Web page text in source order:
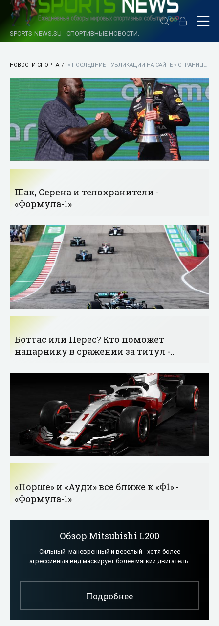
SPORTS-NEWS.SU - СПОРТИВНЫЕ НОВОСТИ.
НОВОСТИ СПОРТА » ПОСЛЕДНИЕ ПУБЛИКАЦИИ НА САЙТЕ » СТРАНИЦА 9
Шак, Серена и телохранители -
«Формула-1»
Боттас или Перес? Кто поможет
напарнику в сражении за титул -
«Порше» и «Ауди» все ближе к «Ф1» -
«Формула-1»
Обзор Mitsubishi L200
Сильный, маневренный и веселый - хотя более
агрессивный вид маскирует более мягкий двигатель.
Подробнее